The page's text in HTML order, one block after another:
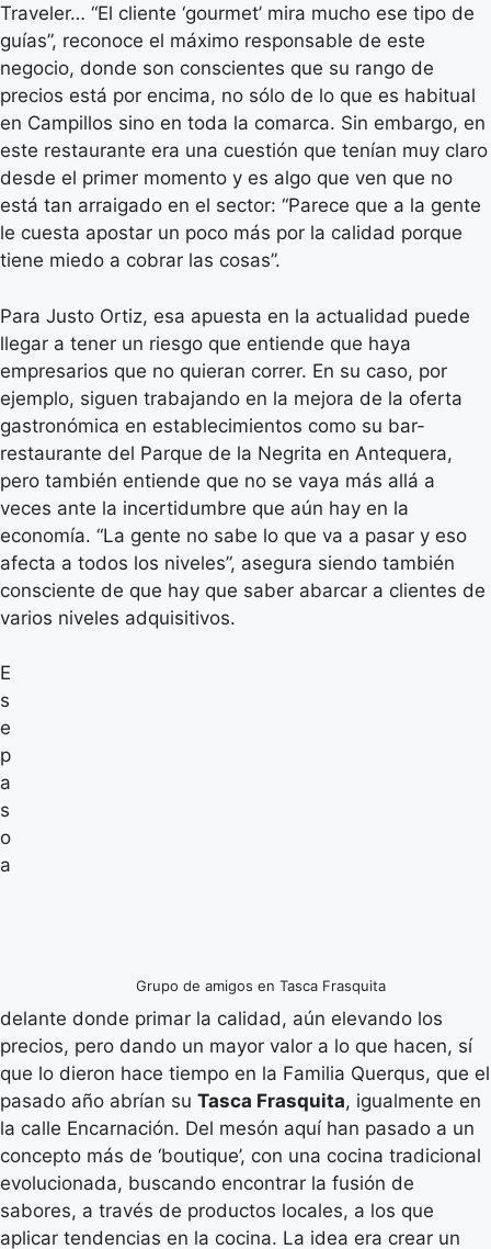
Traveler… “El cliente ‘gourmet’ mira mucho ese tipo de
guías”, reconoce el máximo responsable de este
negocio, donde son conscientes que su rango de
precios está por encima, no sólo de lo que es habitual
en Campillos sino en toda la comarca. Sin embargo, en
este restaurante era una cuestión que tenían muy claro
desde el primer momento y es algo que ven que no
está tan arraigado en el sector: “Parece que a la gente
le cuesta apostar un poco más por la calidad porque
tiene miedo a cobrar las cosas”.
Para Justo Ortiz, esa apuesta en la actualidad puede
llegar a tener un riesgo que entiende que haya
empresarios que no quieran correr. En su caso, por
ejemplo, siguen trabajando en la mejora de la oferta
gastronómica en establecimientos como su bar-
restaurante del Parque de la Negrita en Antequera,
pero también entiende que no se vaya más allá a
veces ante la incertidumbre que aún hay en la
economía. “La gente no sabe lo que va a pasar y eso
afecta a todos los niveles”, asegura siendo también
consciente de que hay que saber abarcar a clientes de
varios niveles adquisitivos.
Grupo de amigos en Tasca Frasquita
E
s
e
p
a
s
o
a
delante donde primar la calidad, aún elevando los
precios, pero dando un mayor valor a lo que hacen, sí
que lo dieron hace tiempo en la Familia Querqus, que el
pasado año abrían su Tasca Frasquita, igualmente en
la calle Encarnación. Del mesón aquí han pasado a un
concepto más de ‘boutique’, con una cocina tradicional
evolucionada, buscando encontrar la fusión de
sabores, a través de productos locales, a los que
aplicar tendencias en la cocina. La idea era crear un